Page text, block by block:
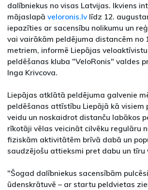
dalībniekus no visas Latvijas. Ikviens
mājaslapā veloronis.lvlīdz 12.
iepazīties ar sacensību nolikumu un
vai vairākām peldējuma distancēm no
metriem, informē Liepājas
peldēšanas kluba "VeloRonis" valdes
Inga Krivcova.
Liepājas atklātā peldējuma galvenie
peldēšanas attīstību Liepājā kā visiem
veidu un noskaidrot distanču labākos
rīkotāji vēlas veicināt cilvēku regulāru
fiziskām aktivitātēm brīvā dabā un
saudzējošu attieksmi pret dabu un tīru
"Šogad dalībniekus sacensībām
ūdenskrātuvē – ar startu peldvietas